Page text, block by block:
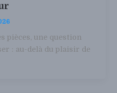
pièces, une question
: au-delà du plaisir de